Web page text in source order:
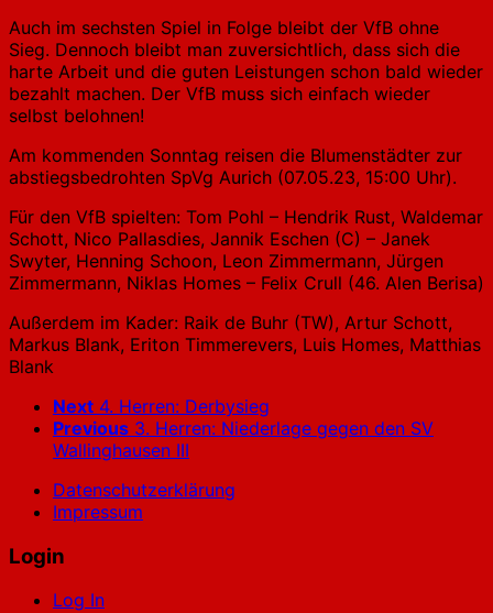
Auch im sechsten Spiel in Folge bleibt der VfB ohne
Sieg. Dennoch bleibt man zuversichtlich, dass sich die
harte Arbeit und die guten Leistungen schon bald wieder
bezahlt machen. Der VfB muss sich einfach wieder
selbst belohnen!
Am kommenden Sonntag reisen die Blumenstädter zur
abstiegsbedrohten SpVg Aurich (07.05.23, 15:00 Uhr).
Für den VfB spielten: Tom Pohl – Hendrik Rust, Waldemar
Schott, Nico Pallasdies, Jannik Eschen (C) – Janek
Swyter, Henning Schoon, Leon Zimmermann, Jürgen
Zimmermann, Niklas Homes – Felix Crull (46. Alen Berisa)
Außerdem im Kader: Raik de Buhr (TW), Artur Schott,
Markus Blank, Eriton Timmerevers, Luis Homes, Matthias
Blank
Next 4. Herren: Derbysieg
Previous 3. Herren: Niederlage gegen den SV
Wallinghausen III
Datenschutzerklärung
Impressum
Login
Log In